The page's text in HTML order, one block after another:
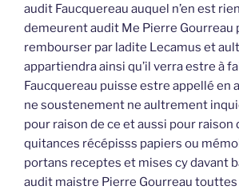
audit Faucquereau auquel n’en est
demeurent audit Me Pierre Gourreau
rembourser par ladite Lecamus et
appartiendra ainsi qu’il verra estre à
Faucquereau puisse estre appellé en
ne soustenement ne aultrement
pour raison de ce et aussi pour raison
quitances récépisss papiers ou
portans receptes et mises cy davant
audit maistre Pierre Gourreau